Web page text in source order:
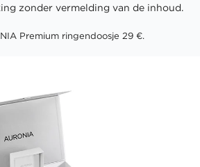
zonder vermelding van de inhoud.
Premium ringendoosje 29 €.